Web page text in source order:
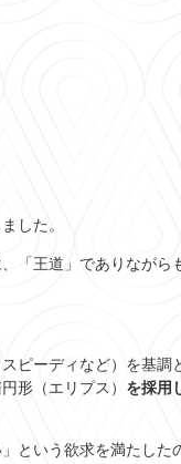
した。
「王道」でありながら
ピーディなど）を基調
形（エリプス） を採用
という欲求を満たした